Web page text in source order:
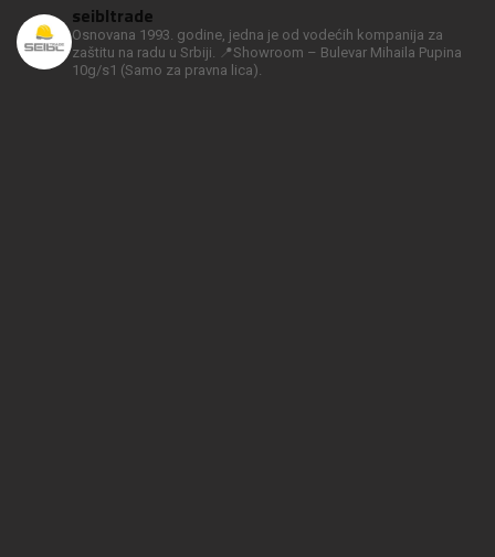
seibltrade
Osnovana 1993. godine, jedna je od vodećih kompanija za
zaštitu na radu u Srbiji.
📍Showroom – Bulevar Mihaila Pupina
10g/s1 (Samo za pravna lica).